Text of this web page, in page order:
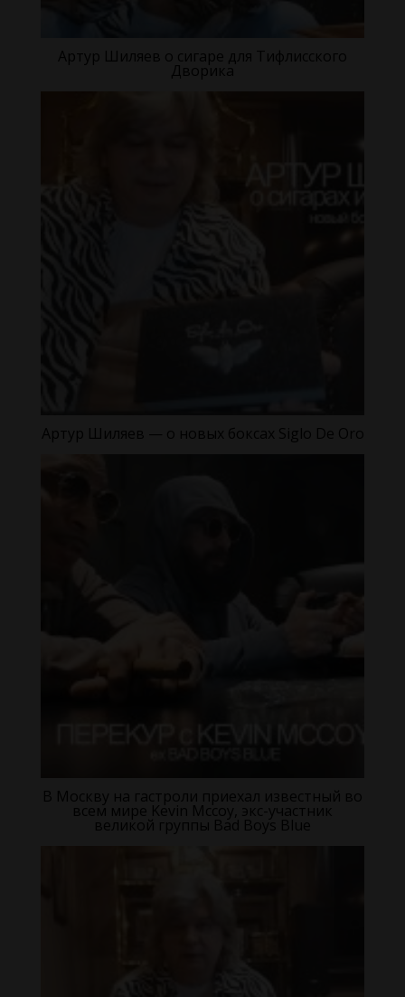
Артур Шиляев о сигаре для Тифлисского
Дворика
Артур Шиляев — о новых боксах Siglo De Oro
В Москву на гастроли приехал известный во
всем мире Kevin Mccoy, экс-участник
великой группы Bad Boys Blue